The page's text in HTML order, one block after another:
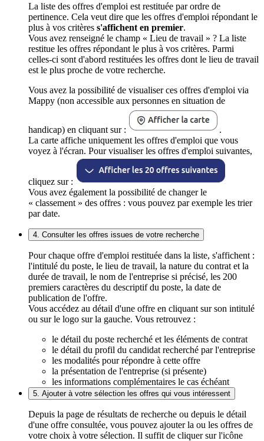
La liste des offres d'emploi est restituée par ordre de
pertinence. Cela veut dire que les offres d'emploi répondant le
plus à vos critères s'affichent en premier.
Vous avez renseigné le champ « Lieu de travail » ? La liste
restitue les offres répondant le plus à vos critères. Parmi
celles-ci sont d'abord restituées les offres dont le lieu de travail
est le plus proche de votre recherche.
Vous avez la possibilité de visualiser ces offres d'emploi via
Mappy (non accessible aux personnes en situation de
handicap) en cliquant sur :
.
La carte affiche uniquement les offres d'emploi que vous
voyez à l'écran. Pour visualiser les offres d'emploi suivantes,
cliquez sur :
Vous avez également la possibilité de changer le
« classement » des offres : vous pouvez par exemple les trier
par date.
4. Consulter les offres issues de votre recherche
Pour chaque offre d'emploi restituée dans la liste, s'affichent :
l'intitulé du poste, le lieu de travail, la nature du contrat et la
durée de travail, le nom de l'entreprise si précisé, les 200
premiers caractères du descriptif du poste, la date de
publication de l'offre.
Vous accédez au détail d'une offre en cliquant sur son intitulé
ou sur le logo sur la gauche. Vous retrouvez :
le détail du poste recherché et les éléments de contrat
le détail du profil du candidat recherché par l'entreprise
les modalités pour répondre à cette offre
la présentation de l'entreprise (si présente)
les informations complémentaires le cas échéant
5. Ajouter à votre sélection les offres qui vous intéressent
Depuis la page de résultats de recherche ou depuis le détail
d'une offre consultée, vous pouvez ajouter la ou les offres de
votre choix à votre sélection. Il suffit de cliquer sur l'icône